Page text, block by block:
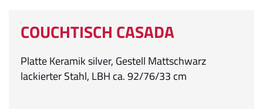
COUCHTISCH CASADA
Platte Keramik silver, Gestell Mattschwarz
lackierter Stahl, LBH ca. 92/76/33 cm